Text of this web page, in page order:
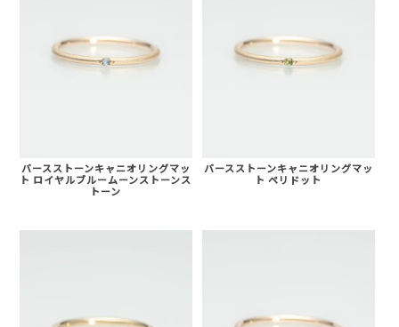
バースストーンキャニオリングマッ
ト ロイヤルブルームーンストーンス
トーン
バースストーンキャニオリングマッ
ト ペリドット